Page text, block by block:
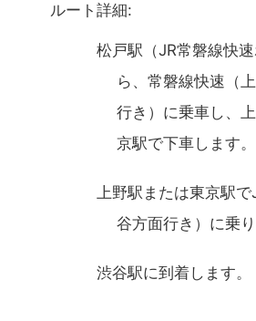
ルート詳細:
松戸駅（JR常磐線快
ら、常磐線快速（
行き）に乗車し、
京駅で下車します。
上野駅または東京駅で
谷方面行き）に乗り
渋谷駅に到着します。